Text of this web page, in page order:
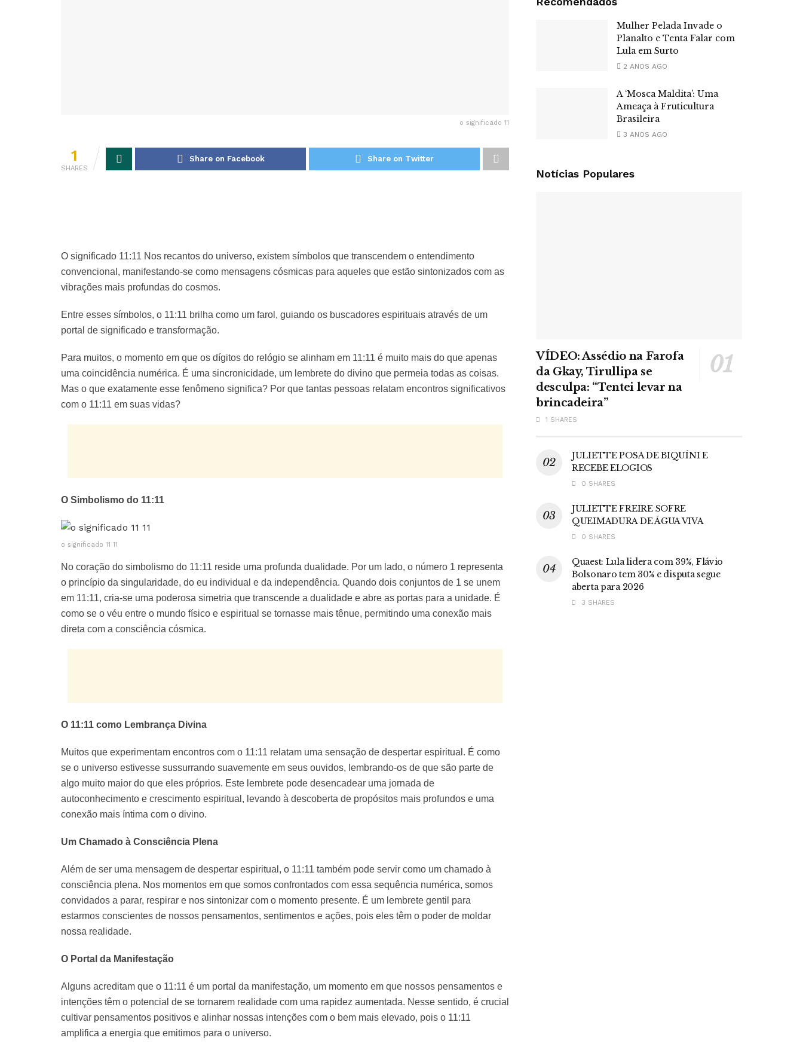
o significado 11
1
SHARES
Share on Facebook Share on Twitter
O significado 11:11 Nos recantos do universo, existem símbolos que transcendem o entendimento
convencional, manifestando-se como mensagens cósmicas para aqueles que estão sintonizados com as
vibrações mais profundas do cosmos.
Entre esses símbolos, o 11:11 brilha como um farol, guiando os buscadores espirituais através de um
portal de significado e transformação.
Para muitos, o momento em que os dígitos do relógio se alinham em 11:11 é muito mais do que apenas
uma coincidência numérica. É uma sincronicidade, um lembrete do divino que permeia todas as coisas.
Mas o que exatamente esse fenômeno significa? Por que tantas pessoas relatam encontros significativos
com o 11:11 em suas vidas?
O Simbolismo do 11:11
o significado 11 11
No coração do simbolismo do 11:11 reside uma profunda dualidade. Por um lado, o número 1 representa
o princípio da singularidade, do eu individual e da independência. Quando dois conjuntos de 1 se unem
em 11:11, cria-se uma poderosa simetria que transcende a dualidade e abre as portas para a unidade. É
como se o véu entre o mundo físico e espiritual se tornasse mais tênue, permitindo uma conexão mais
direta com a consciência cósmica.
O 11:11 como Lembrança Divina
Muitos que experimentam encontros com o 11:11 relatam uma sensação de despertar espiritual. É como
se o universo estivesse sussurrando suavemente em seus ouvidos, lembrando-os de que são parte de
algo muito maior do que eles próprios. Este lembrete pode desencadear uma jornada de
autoconhecimento e crescimento espiritual, levando à descoberta de propósitos mais profundos e uma
conexão mais íntima com o divino.
Um Chamado à Consciência Plena
Além de ser uma mensagem de despertar espiritual, o 11:11 também pode servir como um chamado à
consciência plena. Nos momentos em que somos confrontados com essa sequência numérica, somos
convidados a parar, respirar e nos sintonizar com o momento presente. É um lembrete gentil para
estarmos conscientes de nossos pensamentos, sentimentos e ações, pois eles têm o poder de moldar
nossa realidade.
O Portal da Manifestação
Alguns acreditam que o 11:11 é um portal da manifestação, um momento em que nossos pensamentos e
intenções têm o potencial de se tornarem realidade com uma rapidez aumentada. Nesse sentido, é crucial
cultivar pensamentos positivos e alinhar nossas intenções com o bem mais elevado, pois o 11:11
amplifica a energia que emitimos para o universo.
Mulher Pelada Invade o
Planalto e Tenta Falar com
Lula em Surto
2 ANOS AGO
A ‘Mosca Maldita’: Uma
Ameaça à Fruticultura
Brasileira
3 ANOS AGO
Notícias Populares
VÍDEO: Assédio na Farofa
da Gkay, Tirullipa se
desculpa: “Tentei levar na
brincadeira”
1 SHARES
JULIETTE POSA DE BIQUÍNI E
RECEBE ELOGIOS
0 SHARES
JULIETTE FREIRE SOFRE
QUEIMADURA DE ÁGUA VIVA
0 SHARES
Quaest: Lula lidera com 39%, Flávio
Bolsonaro tem 30% e disputa segue
aberta para 2026
3 SHARES